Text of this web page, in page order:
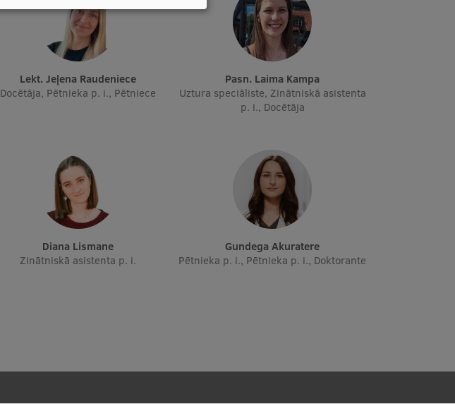
Lekt. Jeļena Raudeniece
Docētāja, Pētnieka p. i., Pētniece
Pasn. Laima Kampa
Uztura speciāliste, Zinātniskā asistenta
p. i., Docētāja
Diana Lismane
Zinātniskā asistenta p. i.
Gundega Akuratere
Pētnieka p. i., Pētnieka p. i., Doktorante